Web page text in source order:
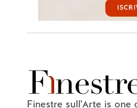
Finestre sull'Arte is one